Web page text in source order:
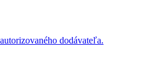
dodávateľa.